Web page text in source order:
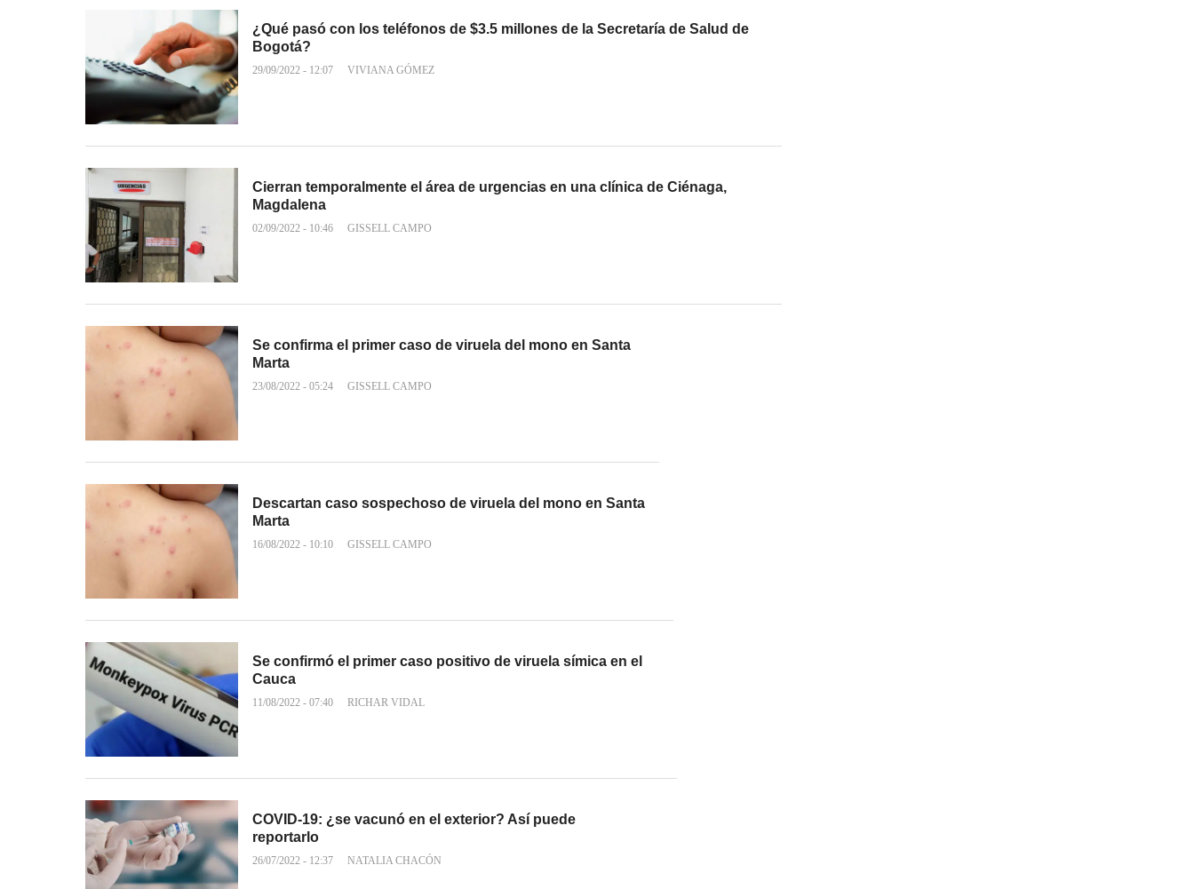
¿Qué pasó con los teléfonos de $3.5 millones de la Secretaría de Salud de
Bogotá?
29/09/2022 - 12:07 VIVIANA GÓMEZ
Cierran temporalmente el área de urgencias en una clínica de Ciénaga,
Magdalena
02/09/2022 - 10:46 GISSELL CAMPO
Se confirma el primer caso de viruela del mono en Santa
Marta
23/08/2022 - 05:24 GISSELL CAMPO
Descartan caso sospechoso de viruela del mono en Santa
Marta
16/08/2022 - 10:10 GISSELL CAMPO
Se confirmó el primer caso positivo de viruela símica en el
Cauca
11/08/2022 - 07:40 RICHAR VIDAL
COVID-19: ¿se vacunó en el exterior? Así puede
reportarlo
26/07/2022 - 12:37 NATALIA CHACÓN